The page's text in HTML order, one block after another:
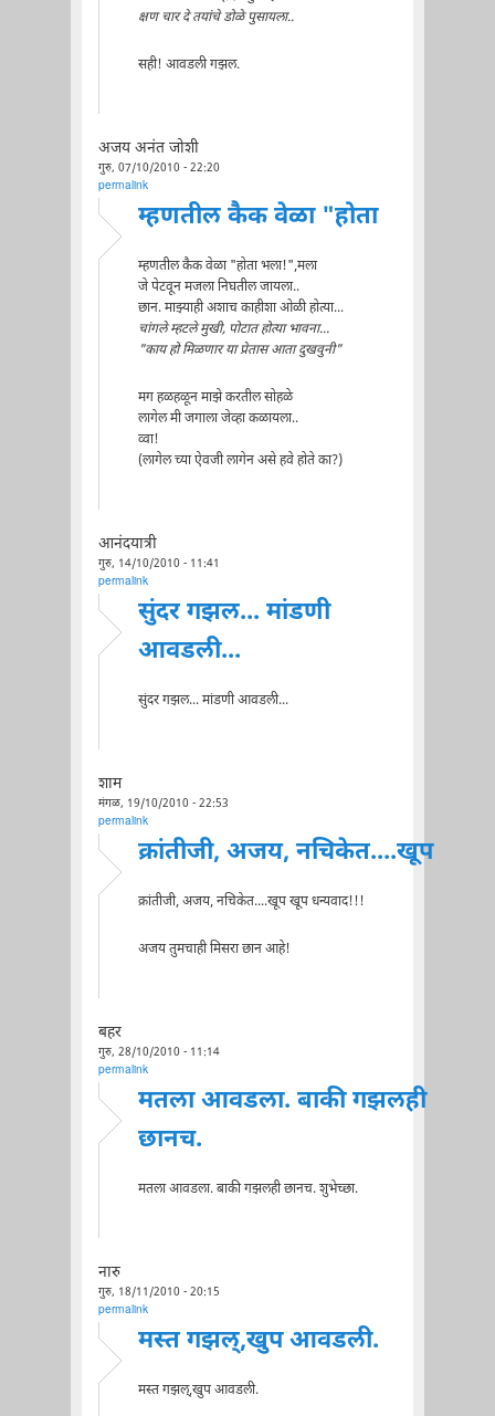
क्षण चार दे तयांचे डोळे पुसायला..
सही! आवडली गझल.
अजय अनंत जोशी
गुरु, 07/10/2010 - 22:20
permalink
म्हणतील कैक वेळा "होता
म्हणतील कैक वेळा "होता भला!",मला
जे पेटवून मजला निघतील जायला..
छान. माझ्याही अशाच काहीशा ओळी होत्या...
चांगले म्हटले मुखी, पोटात होत्या भावना...
"काय हो मिळणार या प्रेतास आता दुखवुनी"
मग हळहळून माझे करतील सोहळे
लागेल मी जगाला जेव्हा कळायला..
व्वा!
(लागेल च्या ऐवजी लागेन असे हवे होते का?)
आनंदयात्री
गुरु, 14/10/2010 - 11:41
permalink
सुंदर गझल... मांडणी
आवडली...
सुंदर गझल... मांडणी आवडली...
शाम
मंगळ, 19/10/2010 - 22:53
permalink
क्रांतीजी, अजय, नचिकेत....खूप
क्रांतीजी, अजय, नचिकेत....खूप खूप धन्यवाद!!!
अजय तुमचाही मिसरा छान आहे!
बहर
गुरु, 28/10/2010 - 11:14
permalink
मतला आवडला. बाकी गझलही
छानच.
मतला आवडला. बाकी गझलही छानच. शुभेच्छा.
नारु
गुरु, 18/11/2010 - 20:15
permalink
मस्त गझल्,खुप आवडली.
मस्त गझल्,खुप आवडली.